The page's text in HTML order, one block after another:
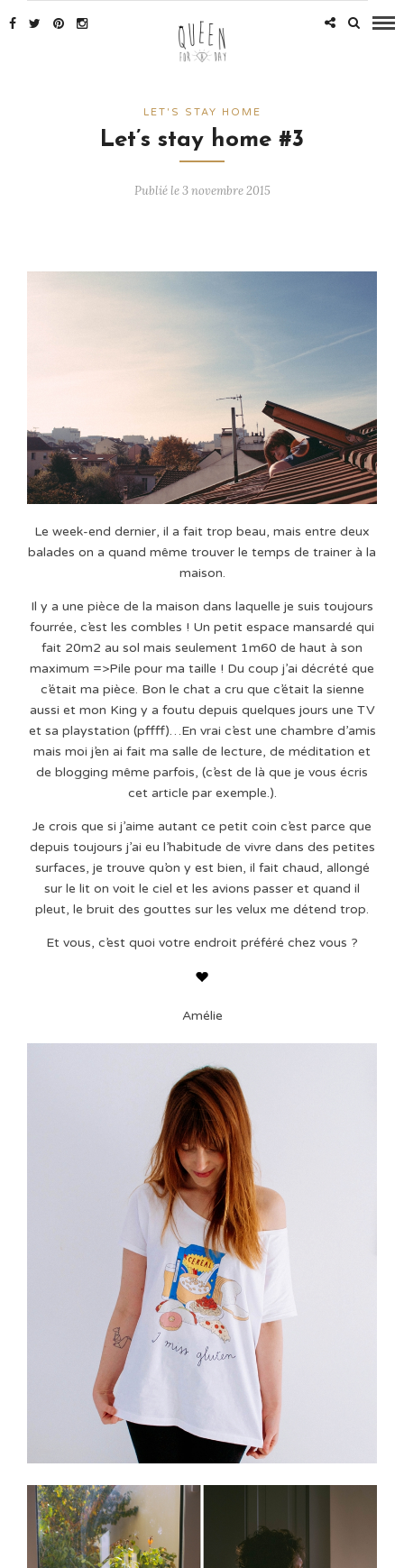
LET'S STAY HOME
Let’s stay home #3
Publié le 3 novembre 2015
Le week-end dernier, il a fait trop beau, mais entre deux
balades on a quand même trouver le temps de trainer à la
maison.
Il y a une pièce de la maison dans laquelle je suis toujours
fourrée, c’est les combles ! Un petit espace mansardé qui
fait 20m2 au sol mais seulement 1m60 de haut à son
maximum =>Pile pour ma taille ! Du coup j’ai décrété que
c’était ma pièce. Bon le chat a cru que c’était la sienne
aussi et mon King y a foutu depuis quelques jours une TV
et sa playstation (pffff)…En vrai c’est une chambre d’amis
mais moi j’en ai fait ma salle de lecture, de méditation et
de blogging même parfois, (c’est de là que je vous écris
cet article par exemple.).
Je crois que si j’aime autant ce petit coin c’est parce que
depuis toujours j’ai eu l’habitude de vivre dans des petites
surfaces, je trouve qu’on y est bien, il fait chaud, allongé
sur le lit on voit le ciel et les avions passer et quand il
pleut, le bruit des gouttes sur les velux me détend trop.
Et vous, c’est quoi votre endroit préféré chez vous ?
Amélie